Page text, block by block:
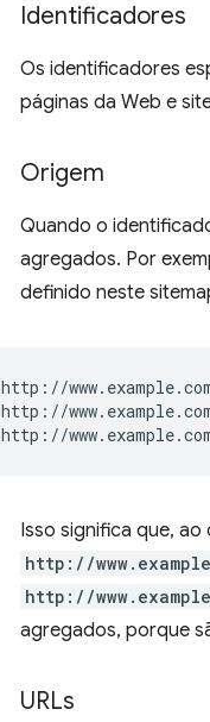
Identificadores
Os identificadores
páginas da Web e
Origem
Quando o
agregados. Por
definido neste
http://
http://
Isso significa que, ao
http://
http://
agregados, porque
URLs